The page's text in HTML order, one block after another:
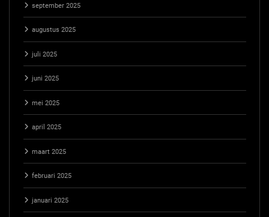
september 2025
augustus 2025
juli 2025
juni 2025
mei 2025
april 2025
maart 2025
februari 2025
januari 2025